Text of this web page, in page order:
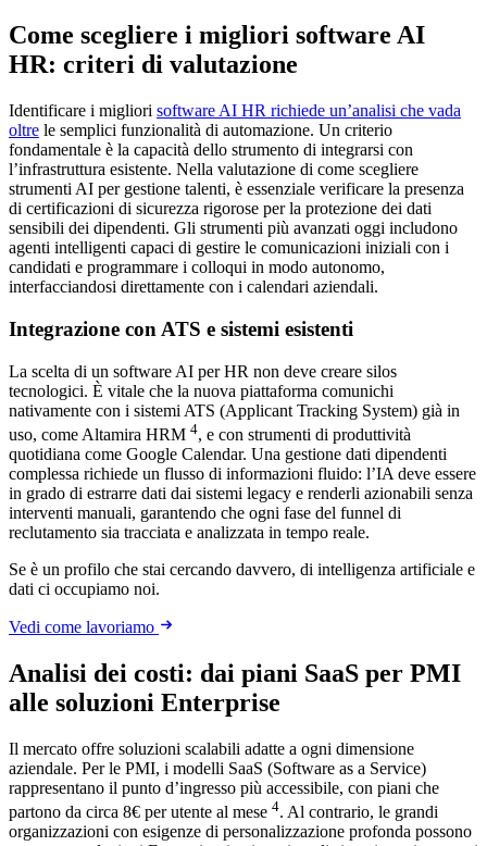
Come scegliere i migliori software AI
HR: criteri di valutazione
Identificare i migliori software AI HR richiede un’analisi che vada
oltre le semplici funzionalità di automazione. Un criterio
fondamentale è la capacità dello strumento di integrarsi con
l’infrastruttura esistente. Nella valutazione di come scegliere
strumenti AI per gestione talenti, è essenziale verificare la presenza
di certificazioni di sicurezza rigorose per la protezione dei dati
sensibili dei dipendenti. Gli strumenti più avanzati oggi includono
agenti intelligenti capaci di gestire le comunicazioni iniziali con i
candidati e programmare i colloqui in modo autonomo,
interfacciandosi direttamente con i calendari aziendali.
Integrazione con ATS e sistemi esistenti
La scelta di un software AI per HR non deve creare silos
tecnologici. È vitale che la nuova piattaforma comunichi
nativamente con i sistemi ATS (Applicant Tracking System) già in
uso, come Altamira HRM 4, e con strumenti di produttività
quotidiana come Google Calendar. Una gestione dati dipendenti
complessa richiede un flusso di informazioni fluido: l’IA deve essere
in grado di estrarre dati dai sistemi legacy e renderli azionabili senza
interventi manuali, garantendo che ogni fase del funnel di
reclutamento sia tracciata e analizzata in tempo reale.
Se è un profilo che stai cercando davvero, di intelligenza artificiale e
dati ci occupiamo noi.
Vedi come lavoriamo
Analisi dei costi: dai piani SaaS per PMI
alle soluzioni Enterprise
Il mercato offre soluzioni scalabili adatte a ogni dimensione
aziendale. Per le PMI, i modelli SaaS (Software as a Service)
rappresentano il punto d’ingresso più accessibile, con piani che
partono da circa 8€ per utente al mese 4. Al contrario, le grandi
organizzazioni con esigenze di personalizzazione profonda possono